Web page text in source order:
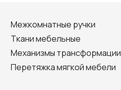
Межкомнатные ручки
Ткани мебельные
Механизмы трансформации
Перетяжка мягкой мебели